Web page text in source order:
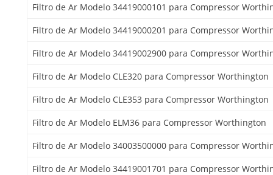
Filtro de Ar Modelo 34419000101 para Compressor
Filtro de Ar Modelo 34419000201 para Compressor
Filtro de Ar Modelo 34419002900 para Compressor
Filtro de Ar Modelo CLE320 para Compressor Worthington
Filtro de Ar Modelo CLE353 para Compressor Worthington
Filtro de Ar Modelo ELM36 para Compressor Worthington
Filtro de Ar Modelo 34003500000 para Compressor
Filtro de Ar Modelo 34419001701 para Compressor